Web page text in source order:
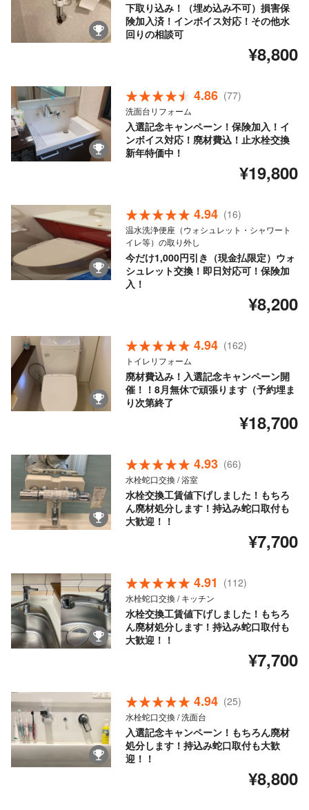
下取り込み！（埋め込み不可）損害保
険加入済！インボイス対応！その他水
回りの相談可
¥8,800
4.86 (77)
洗面台リフォーム
入選記念キャンペーン！保険加入！イ
ンボイス対応！廃材費込！止水栓交換
新年特価中！
¥19,800
4.94 (16)
温水洗浄便座（ウォシュレット・シャワート
イレ等）の取り外し
今だけ1,000円引き（現金払限定）ウォ
シュレット交換！即日対応可！保険加
入！
¥8,200
4.94 (162)
トイレリフォーム
廃材費込み！入選記念キャンペーン開
催！！8月無休で頑張ります（予約埋ま
り次第終了
¥18,700
4.93 (66)
水栓蛇口交換 / 浴室
水栓交換工賃値下げしました！もちろ
ん廃材処分します！持込み蛇口取付も
大歓迎！！
¥7,700
4.91 (112)
水栓蛇口交換 / キッチン
水栓交換工賃値下げしました！もちろ
ん廃材処分します！持込み蛇口取付も
大歓迎！！
¥7,700
4.94 (25)
水栓蛇口交換 / 洗面台
入選記念キャンペーン！もちろん廃材
処分します！持込み蛇口取付も大歓
迎！！
¥8,800